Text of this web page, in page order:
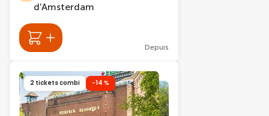
d'Amsterdam
Depuis
2 tickets combi -14 %